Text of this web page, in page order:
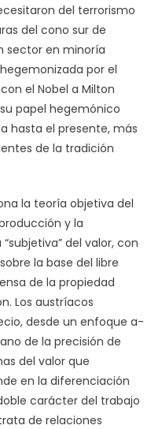
del terrorismo
del cono sur de
sector en minoría
por el
el Nobel a Milton
papel hegemónico
hasta el presente, más
de la tradición
la teoría objetiva del
y la
del valor, con
la base del libre
de la propiedad
Los austríacos
desde un enfoque a-
de la precisión de
del valor que
en la diferenciación
carácter del trabajo
de relaciones